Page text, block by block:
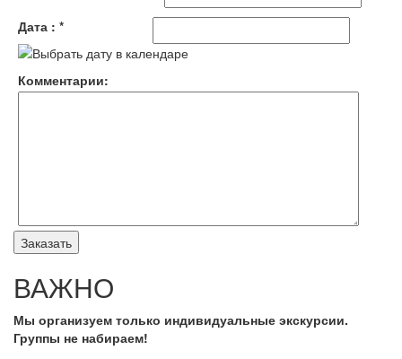
Дата : *
Комментарии:
ВАЖНО
Мы организуем только индивидуальные экскурсии.
Группы не набираем!